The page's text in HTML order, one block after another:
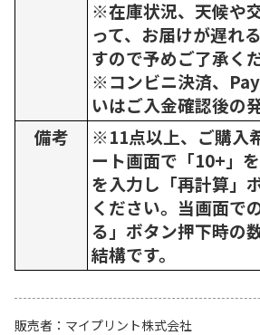
※在庫状況、天候や
って、お届けが遅れ
すので予めご了承く
※コンビニ決済、
いはご入金確認後の
備考
※11点以上、ご購入
ート画面で「10+」
を入力し「再計算」
ください。当画面で
る」ボタン押下時の
結構です。
販売者
マイプリント株式会社